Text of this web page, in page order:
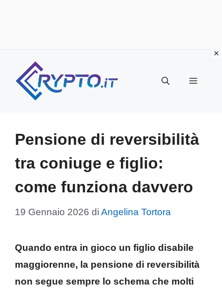
contenuto
Menu
Pensione di reversibilità
tra coniuge e figlio:
come funziona davvero
19 Gennaio 2026 di Angelina Tortora
Quando entra in gioco un figlio disabile
maggiorenne, la pensione di reversibilità
non segue sempre lo schema che molti